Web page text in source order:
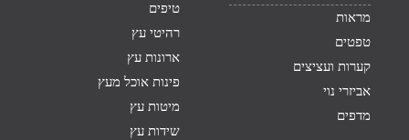
מראות
טפטים
קערות ועציצים
אביזרי נוי
מדפים
טיפים
רהיטי עץ
ארונות עץ
פינות אוכל מעץ
מיטות עץ
שידות עץ